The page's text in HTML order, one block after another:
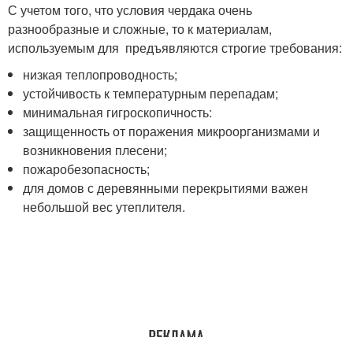
С учетом того, что условия чердака очень
разнообразные и сложные, то к материалам,
используемым для предъявляются строгие требования:
низкая теплопроводность;
устойчивость к температурным перепадам;
минимальная гигроскопичность:
защищенность от поражения микроорганизмами и
возникновения плесени;
пожаробезопасность;
для домов с деревянными перекрытиями важен
небольшой вес утеплителя.